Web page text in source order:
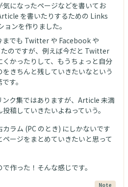
になったページなどを書いてお
を書いたりするための Links
ンを作りました。
までも Twitter や Facebook や
のですが、例えば今だと Twitter
かったりして、もうちょっと自分
きちんと残していきたいなという
す。
ンク集ではありますが、Article 未満
稿していきたいよねっていう。
ラム (PC のとき) にしかないです
ージをまとめていきたいと思って
作った！そんな感じです。
Note